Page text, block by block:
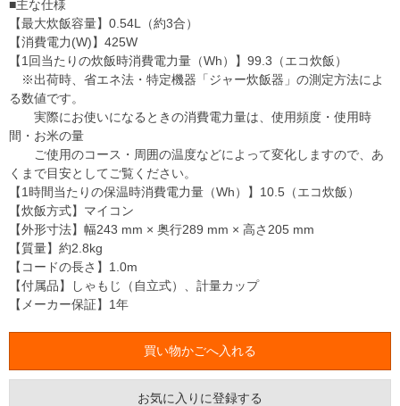
■主な仕様
【最大炊飯容量】0.54L（約3合）
【消費電力(W)】425W
【1回当たりの炊飯時消費電力量（Wh）】99.3（エコ炊飯）
※出荷時、省エネ法・特定機器「ジャー炊飯器」の測定方法によ
る数値です。
実際にお使いになるときの消費電力量は、使用頻度・使用時
間・お米の量
ご使用のコース・周囲の温度などによって変化しますので、あ
くまで目安としてご覧ください。
【1時間当たりの保温時消費電力量（Wh）】10.5（エコ炊飯）
【炊飯方式】マイコン
【外形寸法】幅243 mm × 奥行289 mm × 高さ205 mm
【質量】約2.8kg
【コードの長さ】1.0m
【付属品】しゃもじ（自立式）、計量カップ
【メーカー保証】1年
お気に入りに登録する